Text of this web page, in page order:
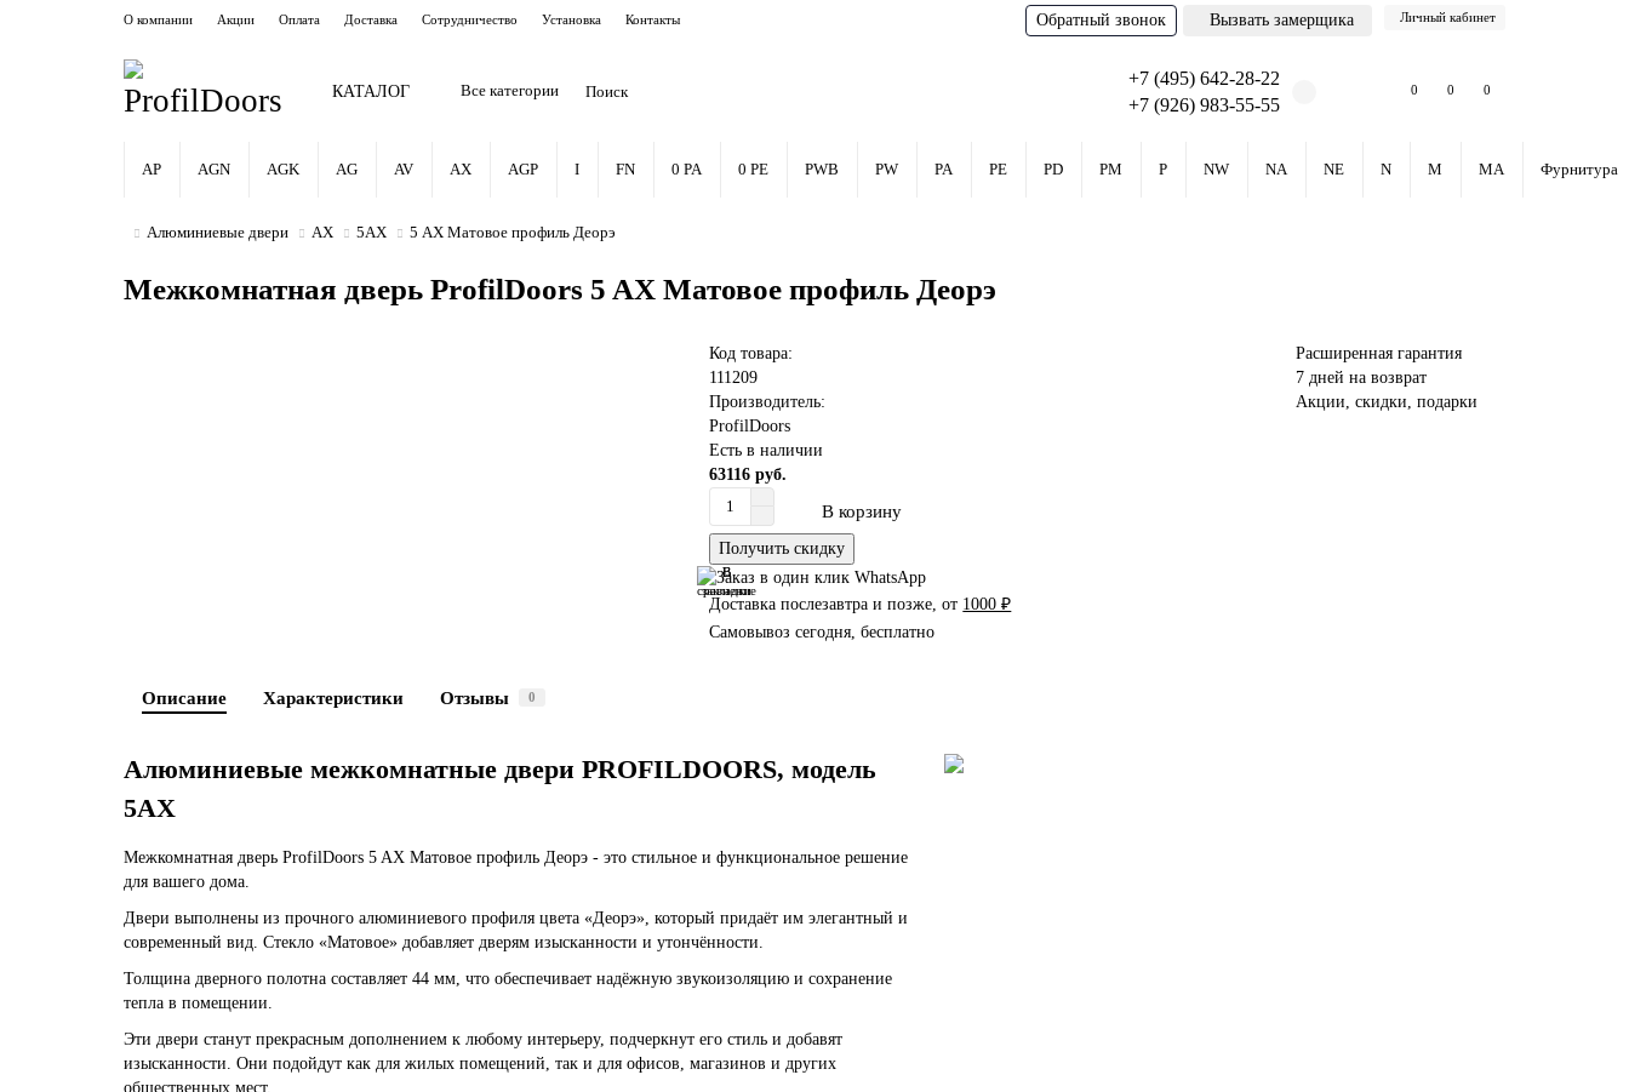
О компании Акции Оплата Доставка Сотрудничество Установка Контакты Обратный звонок Вызвать замерщика Личный кабинет
КАТАЛОГ Все категории
+7 (495) 642-28-22
+7 (926) 983-55-55
0 0 0
AP AGN AGK AG AV AX AGP I FN 0 PA 0 PE PWB PW PA PE PD PM P NW NA NE N M MA Фурнитура
Алюминиевые двери AX 5AX 5 AX Матовое профиль Деорэ
Межкомнатная дверь ProfilDoors 5 AX Матовое профиль Деорэ
Код товара:
111209
Производитель:
ProfilDoors
Есть в наличии
63116 руб.
В корзину
Получить скидку
В
закладки
В
сравнение
Доставка послезавтра и позже, от 1000 ₽
Самовывоз сегодня, бесплатно
Расширенная гарантия
7 дней на возврат
Акции, скидки, подарки
Описание Характеристики Отзывы 0
Алюминиевые межкомнатные двери PROFILDOORS, модель
5AX
Межкомнатная дверь ProfilDoors 5 AX Матовое профиль Деорэ - это стильное и функциональное решение
для вашего дома.
Двери выполнены из прочного алюминиевого профиля цвета «Деорэ», который придаёт им элегантный и
современный вид. Стекло «Матовое» добавляет дверям изысканности и утончённости.
Толщина дверного полотна составляет 44 мм, что обеспечивает надёжную звукоизоляцию и сохранение
тепла в помещении.
Эти двери станут прекрасным дополнением к любому интерьеру, подчеркнут его стиль и добавят
изысканности. Они подойдут как для жилых помещений, так и для офисов, магазинов и других
общественных мест.